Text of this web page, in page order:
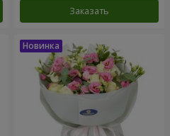
Заказать